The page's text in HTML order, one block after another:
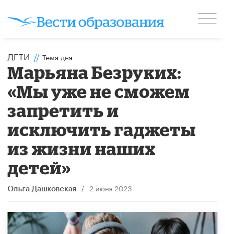
ДЕТИ // Тема дня
Марьяна Безруких:
«Мы уже не сможем
запретить и
исключить гаджеты
из жизни наших
детей»
Ольга Дашковская / 2 июня 2023